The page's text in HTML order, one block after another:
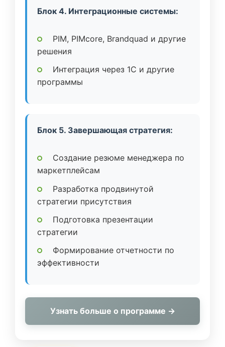
Блок 4. Интеграционные системы:
PIM, PIMcore, Brandquad и другие
решения
Интеграция через 1C и другие
программы
Блок 5. Завершающая стратегия:
Создание резюме менеджера по
маркетплейсам
Разработка продвинутой
стратегии присутствия
Подготовка презентации
стратегии
Формирование отчетности по
эффективности
Узнать больше о программе →